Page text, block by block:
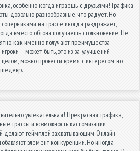
особенно когда играешь с друзьями! Графика
довольно разнообразные, что радует. Но
соперниками на трассе иногда раздражает,
вместо обгона получаешь столкновение. Не
как именно получают преимущества
– может быть, это из-за улучшений
целом, можно провести время с интересом, но
увлекательная! Прекрасная графика,
трассы и возможность кастомизации
делают геймплей захватывающим. Онлайн-
элемент конкуренции. Но иногда